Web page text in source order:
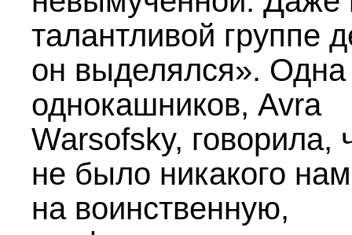
талантливой группе
он выделялся». Одна
однокашников, Avra
Warsofsky, говорила,
не было никакого
на воинственную,